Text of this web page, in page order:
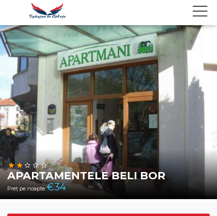
APARTAMENTELE BELI BOR
Preț pe noapte €34